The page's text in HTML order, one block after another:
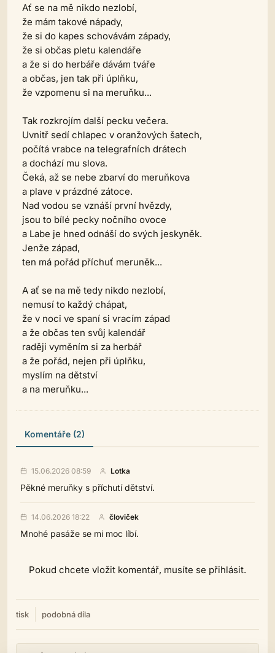
Ať se na mě nikdo nezlobí,
že mám takové nápady,
že si do kapes schovávám západy,
že si občas pletu kalendáře
a že si do herbáře dávám tváře
a občas, jen tak při úplňku,
že vzpomenu si na meruňku...
Tak rozkrojím další pecku večera.
Uvnitř sedí chlapec v oranžových šatech,
počítá vrabce na telegrafních drátech
a dochází mu slova.
Čeká, až se nebe zbarví do meruňkova
a plave v prázdné zátoce.
Nad vodou se vznáší první hvězdy,
jsou to bílé pecky nočního ovoce
a Labe je hned odnáší do svých jeskyněk.
Jenže západ,
ten má pořád příchuť meruněk...
A ať se na mě tedy nikdo nezlobí,
nemusí to každý chápat,
že v noci ve spaní si vracím západ
a že občas ten svůj kalendář
raději vyměním si za herbář
a že pořád, nejen při úplňku,
myslím na dětství
a na meruňku...
Komentáře (2)
15.06.2026 08:59 Lotka
Pěkné meruňky s příchutí dětství.
14.06.2026 18:22 človiček
Mnohé pasáže se mi moc líbí.
Pokud chcete vložit komentář, musíte se přihlásit.
tisk podobná díla